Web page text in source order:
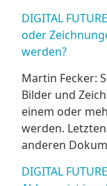
DIGITAL
oder
werden?
Martin Fecker:
Bilder und
einem oder
werden.
anderen
DIGITAL